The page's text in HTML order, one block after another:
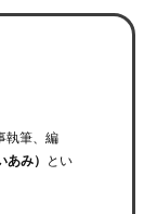
執筆、編
み）
とい